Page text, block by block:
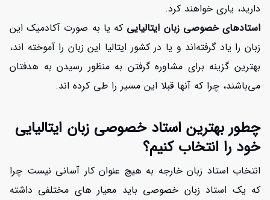
دارید، یاری خواهند کرد.
استادهای خصوصی زبان ایتالیایی که یا به صورت آکادمیک این
زبان را یاد گرفته‌اند و یا در کشور ایتالیا این زبان را آموخته اند،
بهترین گزینه برای مشاوره گرفتن به منظور رسیدن به هدفتان
می‌باشند، چرا که آنها قبلا این مسیر را طی کرده اند.
چطور بهترین استاد خصوصی زبان ایتالیایی
خود را انتخاب کنیم؟
انتخاب استاد زبان خارجه به هیچ عنوان کار آسانی نیست چرا
که یک استاد زبان خصوصی باید معیار های مختلفی داشته